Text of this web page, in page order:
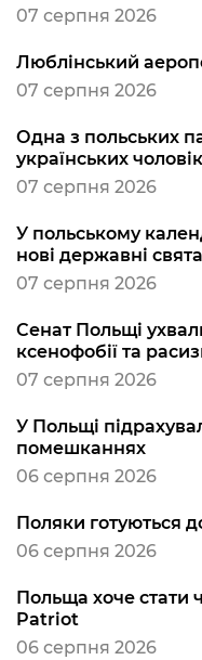
07 серпня 2026
Люблінський
07 серпня 2026
Одна з польських
українських
07 серпня 2026
У польському
нові державні свята
07 серпня 2026
Сенат Польщі
ксенофобії та
07 серпня 2026
У Польщі
помешканнях
06 серпня 2026
Поляки готуються
06 серпня 2026
Польща хоче стати
Patriot
06 серпня 2026